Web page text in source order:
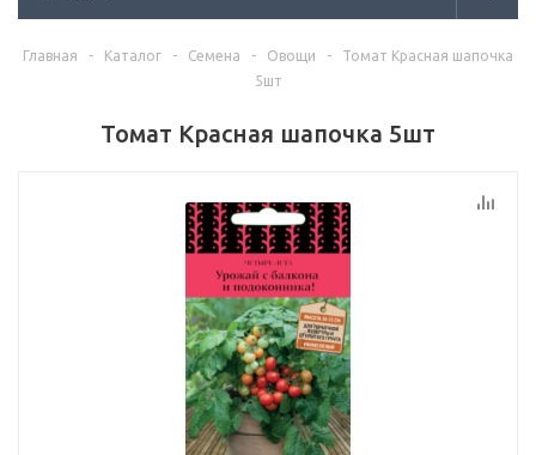
Главная - Каталог - Семена - Овощи -
Томат Красная шапочка
5шт
Томат Красная шапочка 5шт